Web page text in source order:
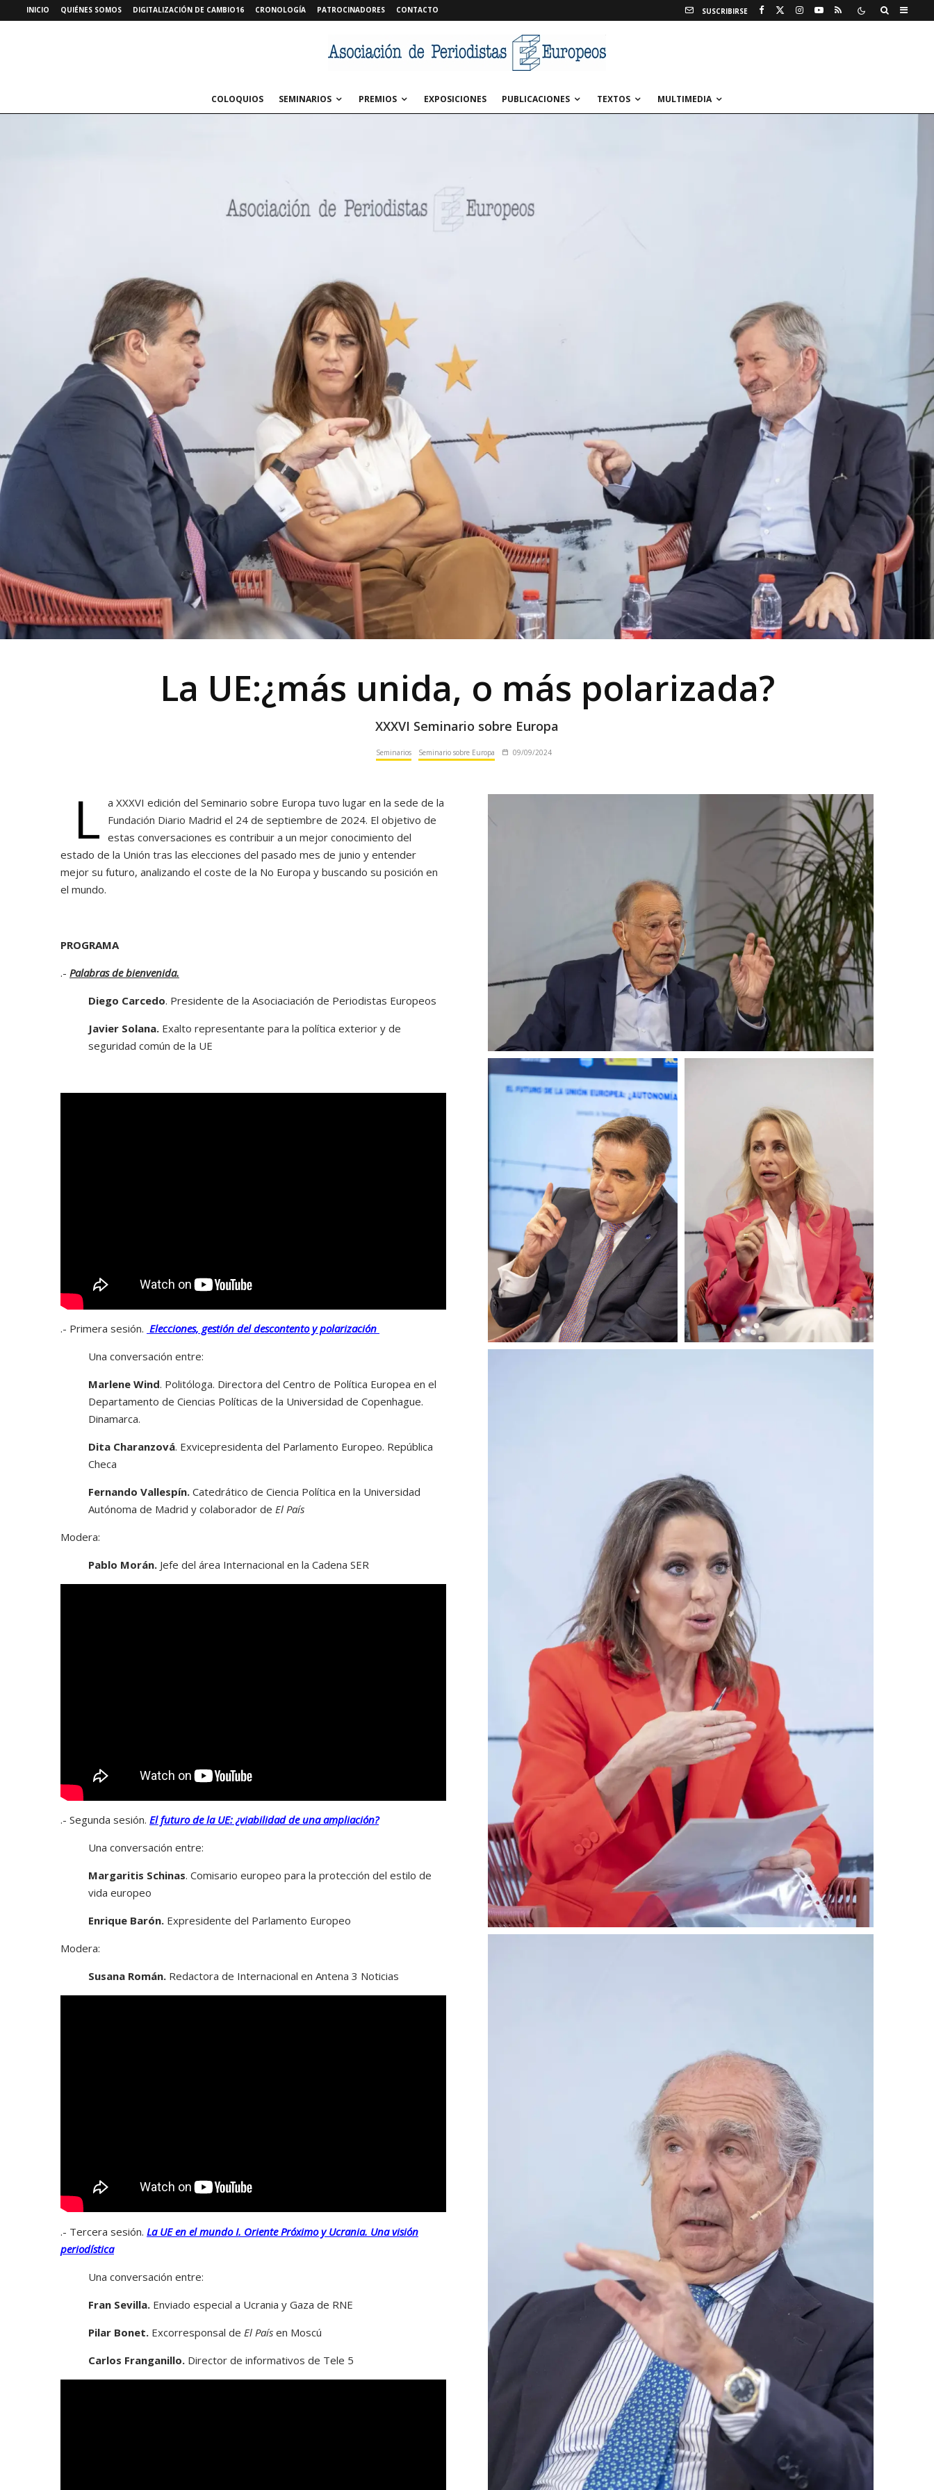
INICIO QUIÉNES SOMOS DIGITALIZACIÓN DE CAMBIO16 CRONOLOGÍA PATROCINADORES CONTACTO SUSCRIBIRSE
COLOQUIOS SEMINARIOS PREMIOS EXPOSICIONES PUBLICACIONES TEXTOS MULTIMEDIA
La UE:¿más unida, o más polarizada?
XXXVI Seminario sobre Europa
Seminarios Seminario sobre Europa 09/09/2024
L a XXXVI edición del Seminario sobre Europa tuvo lugar en la sede de la
Fundación Diario Madrid el 24 de septiembre de 2024. El objetivo de
estas conversaciones es contribuir a un mejor conocimiento del
estado de la Unión tras las elecciones del pasado mes de junio y entender
mejor su futuro, analizando el coste de la No Europa y buscando su posición en
el mundo.
PROGRAMA
.- Palabras de bienvenida.
Diego Carcedo. Presidente de la Asociaciación de Periodistas Europeos
Javier Solana. Exalto representante para la política exterior y de
seguridad común de la UE
.- Primera sesión. Elecciones, gestión del descontento y polarización
Una conversación entre:
Marlene Wind. Politóloga. Directora del Centro de Política Europea en el
Departamento de Ciencias Políticas de la Universidad de Copenhague.
Dinamarca.
Dita Charanzová. Exvicepresidenta del Parlamento Europeo. República
Checa
Fernando Vallespín. Catedrático de Ciencia Política en la Universidad
Autónoma de Madrid y colaborador de El País
Modera:
Pablo Morán. Jefe del área Internacional en la Cadena SER
.- Segunda sesión. El futuro de la UE: ¿viabilidad de una ampliación?
Una conversación entre:
Margaritis Schinas. Comisario europeo para la protección del estilo de
vida europeo
Enrique Barón. Expresidente del Parlamento Europeo
Modera:
Susana Román. Redactora de Internacional en Antena 3 Noticias
.- Tercera sesión. La UE en el mundo I. Oriente Próximo y Ucrania. Una visión
periodística
Una conversación entre:
Fran Sevilla. Enviado especial a Ucrania y Gaza de RNE
Pilar Bonet. Excorresponsal de El País en Moscú
Carlos Franganillo. Director de informativos de Tele 5